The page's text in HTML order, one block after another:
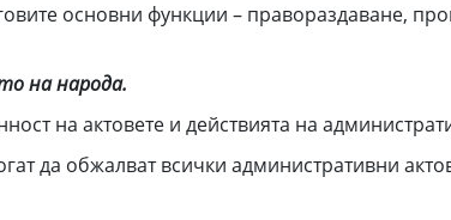
основни функции – правораздаване,
на народа.
на актовете и действията на
да обжалват всички административни